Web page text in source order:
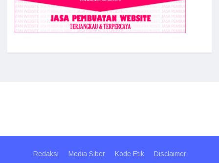
Redaksi Media Siber Kode Etik Disclaimer